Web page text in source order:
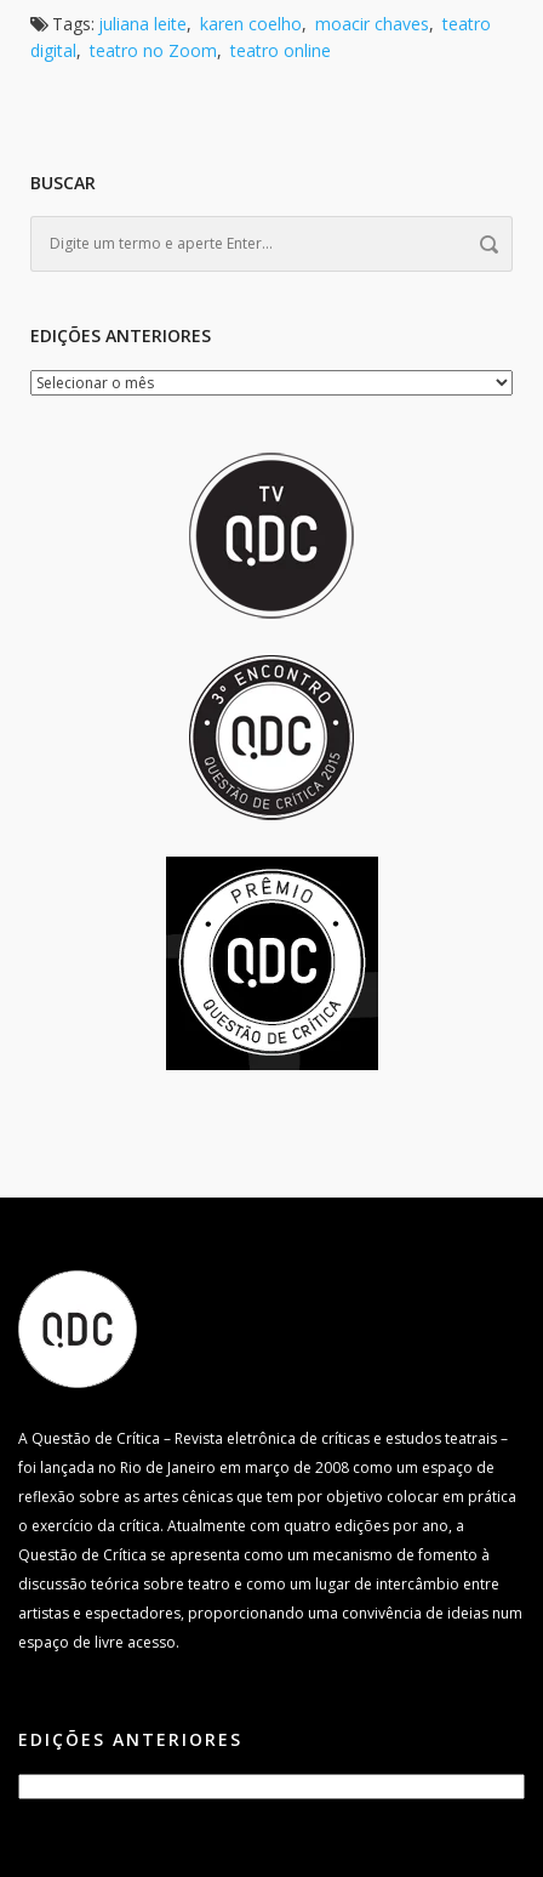
Tags: juliana leite, karen coelho, moacir chaves, teatro
digital, teatro no Zoom, teatro online
BUSCAR
EDIÇÕES ANTERIORES
A Questão de Crítica – Revista eletrônica de críticas e estudos teatrais –
foi lançada no Rio de Janeiro em março de 2008 como um espaço de
reflexão sobre as artes cênicas que tem por objetivo colocar em prática
o exercício da crítica. Atualmente com quatro edições por ano, a
Questão de Crítica se apresenta como um mecanismo de fomento à
discussão teórica sobre teatro e como um lugar de intercâmbio entre
artistas e espectadores, proporcionando uma convivência de ideias num
espaço de livre acesso.
EDIÇÕES ANTERIORES